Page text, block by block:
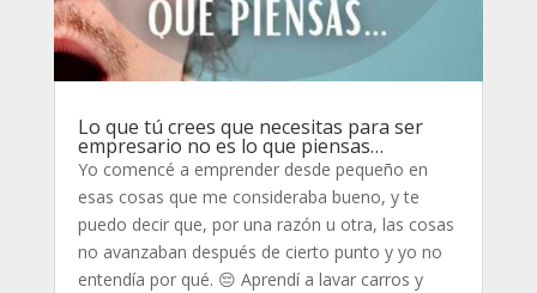
Lo que tú crees que necesitas para ser
empresario no es lo que piensas…
Yo comencé a emprender desde pequeño en
esas cosas que me consideraba bueno, y te
puedo decir que, por una razón u otra, las cosas
no avanzaban después de cierto punto y yo no
entendía por qué. 😔 Aprendí a lavar carros y